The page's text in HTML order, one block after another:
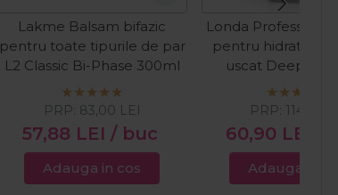
Lakme Balsam bifazic
pentru toate tipurile de par
L2 Classic Bi-Phase 300ml
57,88 LEI / buc
PRP: 83,00 LEI
Adauga in cos
Londa
pentru hidratarea
uscat Deep
1000ml
60,90 LEI
PRP: 114,21
Adauga in